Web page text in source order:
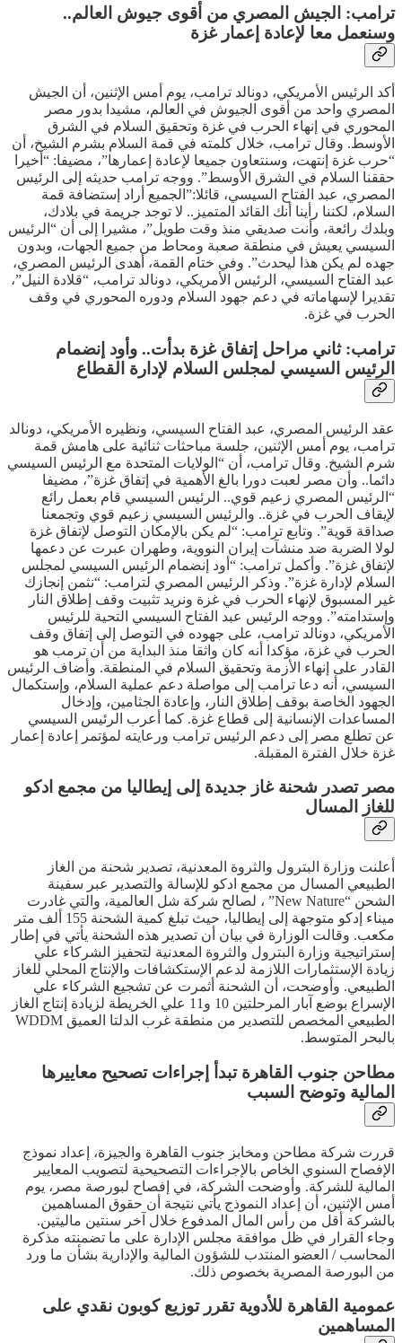
ترامب: الجيش المصري من أقوى جيوش العالم..
وسنعمل معا لإعادة إعمار غزة
أكد الرئيس الأمريكي، دونالد ترامب، يوم أمس الإثنين، أن الجيش
المصري واحد من أقوى الجيوش في العالم، مشيدا بدور مصر
المحوري في إنهاء الحرب في غزة وتحقيق السلام في الشرق
الأوسط. وقال ترامب، خلال كلمته في قمة السلام بشرم الشيخ، أن
“حرب غزة إنتهت، وسنتعاون جميعا لإعادة إعمارها”، مضيفا: “أخيرا
حققنا السلام في الشرق الأوسط”. ووجه ترامب حديثه إلى الرئيس
المصري، عبد الفتاح السيسي، قائلا:”الجميع أراد إستضافة قمة
السلام، لكننا رأينا أنك القائد المتميز.. لا توجد جريمة في بلادك،
وبلدك رائعة، وأنت صديقي منذ وقت طويل”، مشيرا إلى أن “الرئيس
السيسي يعيش في منطقة صعبة ومحاط من جميع الجهات، وبدون
جهده لم يكن هذا ليحدث”. وفي ختام القمة، أهدى الرئيس المصري،
عبد الفتاح السيسي، الرئيس الأمريكي، دونالد ترامب، “قلادة النيل”،
تقديرا لإسهاماته في دعم جهود السلام ودوره المحوري في وقف
الحرب في غزة.
ترامب: ثاني مراحل إتفاق غزة بدأت.. وأود إنضمام
الرئيس السيسي لمجلس السلام لإدارة القطاع
عقد الرئيس المصري، عبد الفتاح السيسي، ونظيره الأمريكي، دونالد
ترامب، يوم أمس الإثنين، جلسة مباحثات ثنائية على هامش قمة
شرم الشيخ. وقال ترامب، أن “الولايات المتحدة مع الرئيس السيسي
دائما.. وأن مصر لعبت دورا بالغ الأهمية في إتفاق غزة”، مضيفا
“الرئيس المصري زعيم قوي.. الرئيس السيسي قام بعمل رائع
لإيقاف الحرب في غزة.. والرئيس السيسي زعيم قوي وتجمعنا
صداقة قوية”. وتابع ترامب: “لم يكن بالإمكان التوصل لإتفاق غزة
لولا الضربة ضد منشآت إيران النووية، وطهران عبرت عن دعمها
لإتفاق غزة”. وأكمل ترامب: “أود إنضمام الرئيس السيسي لمجلس
السلام لإدارة غزة”. وذكر الرئيس المصري لترامب: “نثمن إنجازك
غير المسبوق لإنهاء الحرب في غزة ونريد تثبيت وقف إطلاق النار
وإستدامته”. ووجه الرئيس عبد الفتاح السيسي التحية للرئيس
الأمريكي، دونالد ترامب، على جهوده في التوصل إلى إتفاق وقف
الحرب في غزة، مؤكدا أنه كان واثقا منذ البداية من أن ترمب هو
القادر على إنهاء الأزمة وتحقيق السلام في المنطقة. وأضاف الرئيس
السيسي، أنه دعا ترامب إلى مواصلة دعم عملية السلام، وإستكمال
الجهود الخاصة بوقف إطلاق النار، وإعادة الجثامين، وإدخال
المساعدات الإنسانية إلى قطاع غزة. كما أعرب الرئيس السيسي
عن تطلع مصر إلى دعم الرئيس ترامب ورعايته لمؤتمر إعادة إعمار
غزة خلال الفترة المقبلة.
مصر تصدر شحنة غاز جديدة إلى إيطاليا من مجمع ادكو
للغاز المسال
أعلنت وزارة البترول والثروة المعدنية، تصدير شحنة من الغاز
الطبيعي المسال من مجمع ادكو للإسالة والتصدير عبر سفينة
الشحن “New Nature” ، لصالح شركة شل العالمية، والتي غادرت
ميناء إدكو متوجهة إلى إيطاليا، حيث تبلغ كمية الشحنة 155 ألف متر
مكعب. وقالت الوزارة في بيان أن تصدير هذه الشحنة يأتي في إطار
إستراتيجية وزارة البترول والثروة المعدنية لتحفيز الشركاء علي
زيادة الإستثمارات اللازمة لدعم الإستكشافات والإنتاج المحلي للغاز
الطبيعي. وأوضحت، أن الشحنة أثمرت عن تشجيع الشركاء علي
الإسراع بوضع آبار المرحلتين 10 و11 علي الخريطة لزيادة إنتاج الغاز
الطبيعي المخصص للتصدير من منطقة غرب الدلتا العميق WDDM
بالبحر المتوسط.
مطاحن جنوب القاهرة تبدأ إجراءات تصحيح معاييرها
المالية وتوضح السبب
قررت شركة مطاحن ومخابز جنوب القاهرة والجيزة، إعداد نموذج
الإفصاح السنوي الخاص بالإجراءات التصحيحية لتصويب المعايير
المالية للشركة. وأوضحت الشركة، في إفصاح لبورصة مصر، يوم
أمس الإثنين، أن إعداد النموذج يأتي نتيجة أن حقوق المساهمين
بالشركة أقل من رأس المال المدفوع خلال آخر سنتين ماليتين.
وجاء القرار في ظل موافقة مجلس الإدارة على ما تضمنته مذكرة
المحاسب / العضو المنتدب للشؤون المالية والإدارية بشأن ما ورد
من البورصة المصرية بخصوص ذلك.
عمومية القاهرة للأدوية تقرر توزيع كوبون نقدي على
المساهمين